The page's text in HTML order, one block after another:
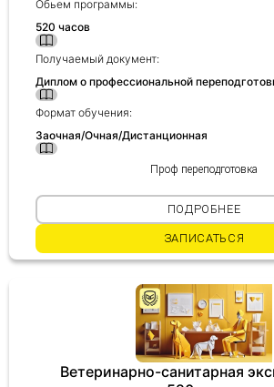
Обьем программы:
520 часов
Получаемый документ:
Диплом о профессиональной
Формат обучения:
Заочная/Очная/Дистанционная
Проф переподготовка
ПОДРОБНЕЕ
ЗАПИСАТЬСЯ
Ветеринарно-санитарная
Приложите документы
Получить
Даю согласие наобработку
e-mail рассылку
Получить
Даю согласие наобработку
e-mail рассылку
Даю согласие на
данных
иe-mail рассылку